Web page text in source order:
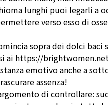
lunghi puoi legarli a
verso esso di
sopra dei dolci baci
ai https://
emotivo anche a
assenza!
di controllare: